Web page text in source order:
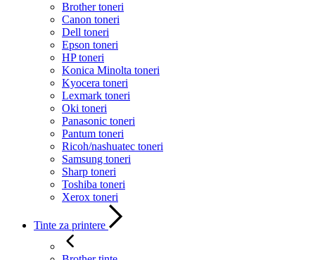
Brother toneri
Canon toneri
Dell toneri
Epson toneri
HP toneri
Konica Minolta toneri
Kyocera toneri
Lexmark toneri
Oki toneri
Panasonic toneri
Pantum toneri
Ricoh/nashuatec toneri
Samsung toneri
Sharp toneri
Toshiba toneri
Xerox toneri
Tinte za printere